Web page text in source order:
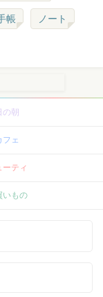
帳 ノート
の朝
フェ
ーティ
いもの